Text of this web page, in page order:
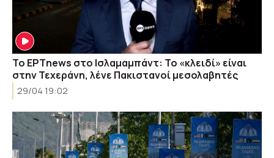
Το ΕΡΤnews στο Ισλαμαμπάντ: Το «κλειδί» είναι
στην Τεχεράνη, λένε Πακιστανοί μεσολαβητές
29/04 19:02